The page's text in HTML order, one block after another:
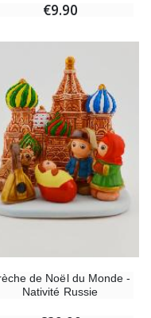
€9.90
de Noël du Monde -
Nativité Russie